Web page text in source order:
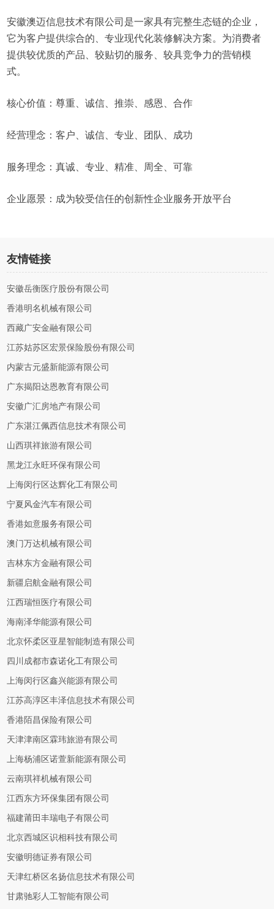
安徽澳迈信息技术有限公司是一家具有完整生态链的企业，
它为客户提供综合的、专业现代化装修解决方案。为消费者
提供较优质的产品、较贴切的服务、较具竞争力的营销模
式。
核心价值：尊重、诚信、推崇、感恩、合作
经营理念：客户、诚信、专业、团队、成功
服务理念：真诚、专业、精准、周全、可靠
企业愿景：成为较受信任的创新性企业服务开放平台
友情链接
安徽岳衡医疗股份有限公司
香港明名机械有限公司
西藏广安金融有限公司
江苏姑苏区宏景保险股份有限公司
内蒙古元盛新能源有限公司
广东揭阳达恩教育有限公司
安徽广汇房地产有限公司
广东湛江佩西信息技术有限公司
山西琪祥旅游有限公司
黑龙江永旺环保有限公司
上海闵行区达辉化工有限公司
宁夏风金汽车有限公司
香港如意服务有限公司
澳门万达机械有限公司
吉林东方金融有限公司
新疆启航金融有限公司
江西瑞恒医疗有限公司
海南泽华能源有限公司
北京怀柔区亚星智能制造有限公司
四川成都市森诺化工有限公司
上海闵行区鑫兴能源有限公司
江苏高淳区丰泽信息技术有限公司
香港陌昌保险有限公司
天津津南区霖玮旅游有限公司
上海杨浦区诺萱新能源有限公司
云南琪祥机械有限公司
江西东方环保集团有限公司
福建莆田丰瑞电子有限公司
北京西城区识相科技有限公司
安徽明德证券有限公司
天津红桥区名扬信息技术有限公司
甘肃驰彩人工智能有限公司